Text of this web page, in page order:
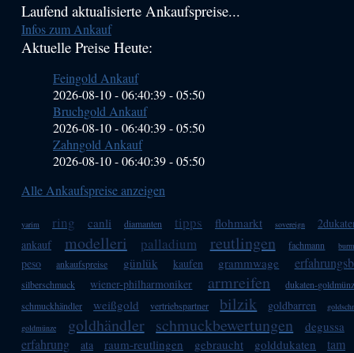
Haupt-
Sidebar
Laufend aktualisierte Ankaufspreise...
Infos zum Ankauf
Aktuelle Preise Heute:
Feingold Ankauf
2026-08-10 - 06:40:39-05:50
Bruchgold Ankauf
2026-08-10 - 06:40:39-05:50
Zahngold Ankauf
2026-08-10 - 06:40:39-05:50
Alle Ankaufspreise anzeigen
yarim ring canli diamanten tipps flohmarkt sovereign
ankauf
modelleri palladium reutlingen fachmann
peso ankaufspreise günlük kaufen grammwage
silberschmuck wiener-philharmoniker armreifen
dukaten-
schmuckhändler
weißgold vertriebspartner bilzik goldbarren
goldmünze
goldhändler schmuckbewertungen degussa
erfahrung ata raum-reutlingen gebraucht golddukaten tam